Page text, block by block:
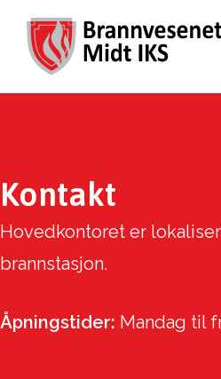
Kontakt
Hovedkontoret er
brannstasjon.
Åpningstider: Mandag til